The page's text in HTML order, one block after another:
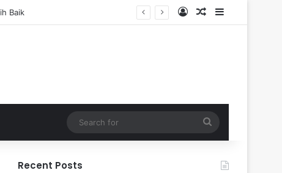
Log InRandom Article
Sidebar
for
Recent Posts